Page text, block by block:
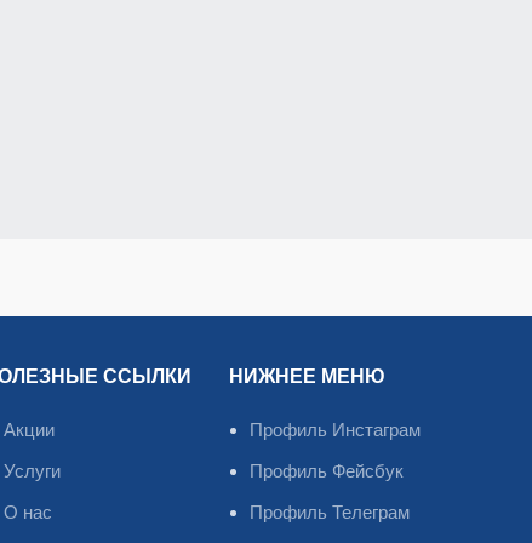
ССЫЛКИ
Акции
Услуги
О нас
НИЖНЕЕ МЕНЮ
Профиль Инстаграм
Профиль Фейсбук
Профиль Телеграм